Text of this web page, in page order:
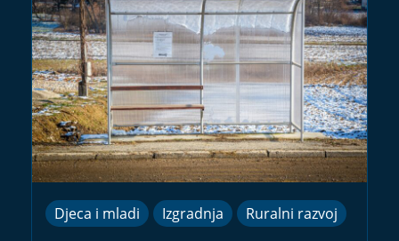
Djeca i mladi Izgradnja Ruralni razvoj